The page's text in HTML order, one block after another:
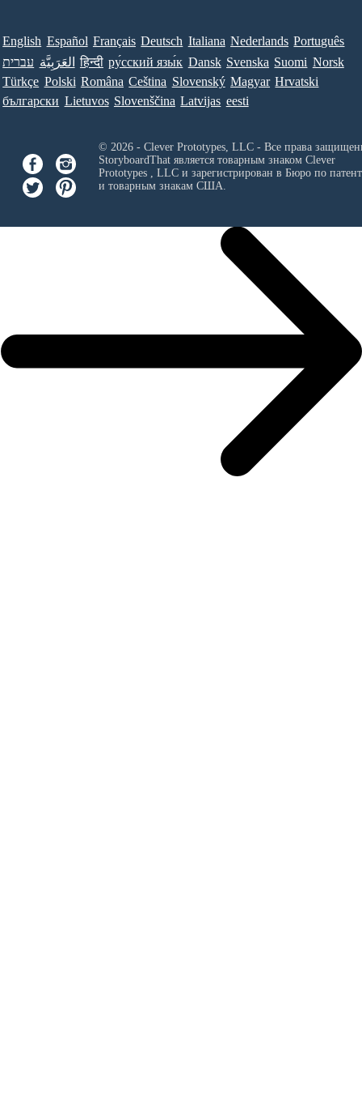
English Español Français Deutsch Italiana Nederlands Português
עברית العَرَبِيَّة हिन्दी ру́сский язы́к Dansk Svenska Suomi Norsk
Türkçe Polski Româna Ceština Slovenský Magyar Hrvatski
български Lietuvos Slovenščina Latvijas eesti
© 2026 - Clever Prototypes, LLC - Все права
StoryboardThat является товарным знаком Clever
Prototypes , LLCи зарегистрирован в Бюро по
и товарным знакам США.